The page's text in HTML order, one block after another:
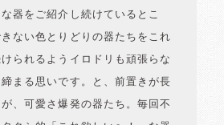
器をご紹介し続けているとこ
ない色とりどりの器たちをこれ
られるようイロドリも頑張らな
まる思いです。と、前置きが長
、可愛さ爆発の器たち。毎回不